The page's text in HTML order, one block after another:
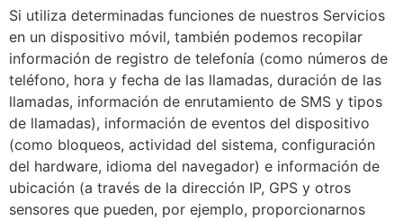
Si utiliza determinadas funciones de nuestros Servicios
en un dispositivo móvil, también podemos recopilar
información de registro de telefonía (como números de
teléfono, hora y fecha de las llamadas, duración de las
llamadas, información de enrutamiento de SMS y tipos
de llamadas), información de eventos del dispositivo
(como bloqueos, actividad del sistema, configuración
del hardware, idioma del navegador) e información de
ubicación (a través de la dirección IP, GPS y otros
sensores que pueden, por ejemplo, proporcionarnos